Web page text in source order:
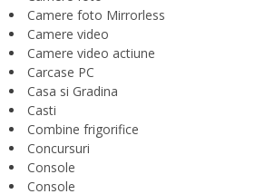
Camere foto Mirrorless
Camere video
Camere video actiune
Carcase PC
Casa si Gradina
Casti
Combine frigorifice
Concursuri
Console
Console